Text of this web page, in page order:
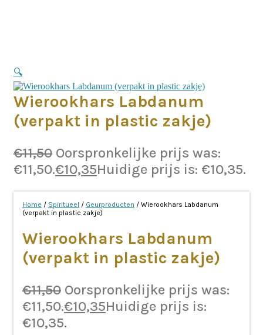
🔍
Wierookhars Labdanum
(verpakt in plastic zakje)
€11,50 Oorspronkelijke prijs was:
€11,50.€10,35Huidige prijs is: €10,35.
Home / Spiritueel / Geurproducten / Wierookhars Labdanum
(verpakt in plastic zakje)
Wierookhars Labdanum
(verpakt in plastic zakje)
€11,50 Oorspronkelijke prijs was:
€11,50.€10,35Huidige prijs is:
€10,35.